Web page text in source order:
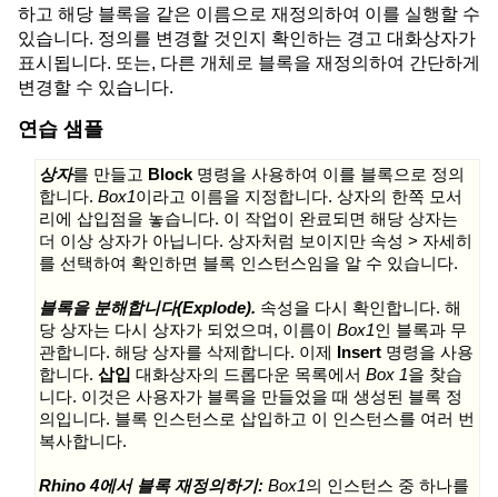
하고 해당 블록을 같은 이름으로 재정의하여 이를 실행할 수
있습니다. 정의를 변경할 것인지 확인하는 경고 대화상자가
표시됩니다. 또는, 다른 개체로 블록을 재정의하여 간단하게
변경할 수 있습니다.
연습 샘플
상자를 만들고 Block명령을 사용하여 이를 블록으로 정의
합니다. Box1이라고 이름을 지정합니다. 상자의 한쪽 모서
리에 삽입점을 놓습니다. 이 작업이 완료되면 해당 상자는
더 이상 상자가 아닙니다. 상자처럼 보이지만 속성 > 자세히
를 선택하여 확인하면 블록 인스턴스임을 알 수 있습니다.
블록을 분해합니다(Explode). 속성을 다시 확인합니다. 해
당 상자는 다시 상자가 되었으며, 이름이 Box1인 블록과 무
관합니다. 해당 상자를 삭제합니다. 이제
Insert명령을 사용
합니다. 삽입 대화상자의 드롭다운 목록에서 Box 1을 찾습
니다. 이것은 사용자가 블록을 만들었을 때 생성된 블록 정
의입니다. 블록 인스턴스로 삽입하고 이 인스턴스를 여러 번
복사합니다.
Rhino 4에서 블록 재정의하기: Box1의 인스턴스 중 하나를